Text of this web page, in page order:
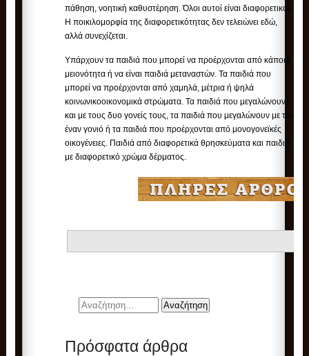
πάθηση, νοητική καθυστέρηση. Όλοι αυτοί είναι διαφορετικοί.
Η ποικιλομορφία της διαφορετικότητας δεν τελειώνει εδώ,
αλλά συνεχίζεται.
Υπάρχουν τα παιδιά που μπορεί να προέρχονται από κάποια
μειονότητα ή να είναι παιδιά μεταναστών. Τα παιδιά που
μπορεί να προέρχονται από χαμηλά, μέτρια ή ψηλά
κοινωνικοοικονομικά στρώματα. Τα παιδιά που μεγαλώνουν
και με τους δυο γονείς τους, τα παιδιά που μεγαλώνουν με τον
έναν γονιό ή τα παιδιά που προέρχονται από μονογονεϊκές
οικογένειες. Παιδιά από διαφορετικά θρησκεύματα και παιδιά
με διαφορετικό χρώμα δέρματος.
Πρόσφατα άρθρα